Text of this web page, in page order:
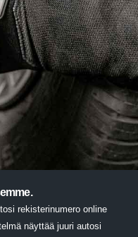
rekisterinumero online
näyttää juuri autosi